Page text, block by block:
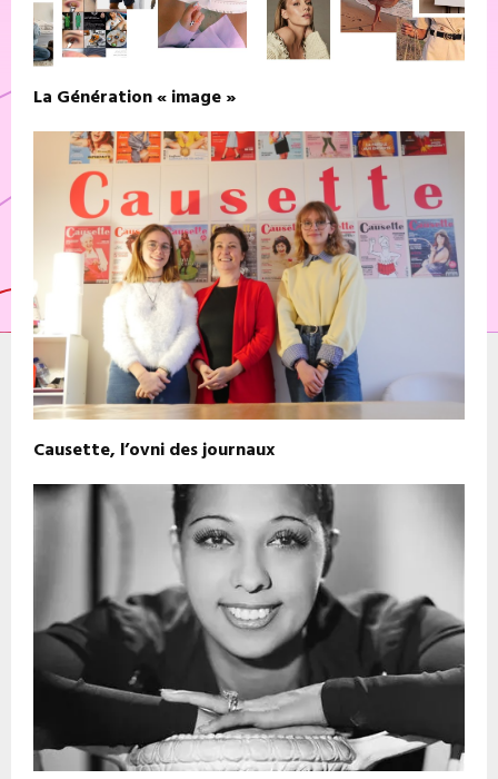
La Génération « image »
Causette, l’ovni des journaux